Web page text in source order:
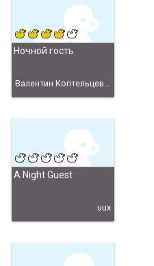
Ночной гость
Валентин Коптельцев, Dr. Inkalot, 2001 год /перевод Александра Леонидовича Коголя, 2012 г./
A Night Guest
uux